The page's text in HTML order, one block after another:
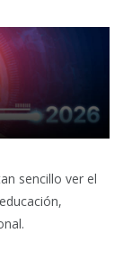
sencillo ver el